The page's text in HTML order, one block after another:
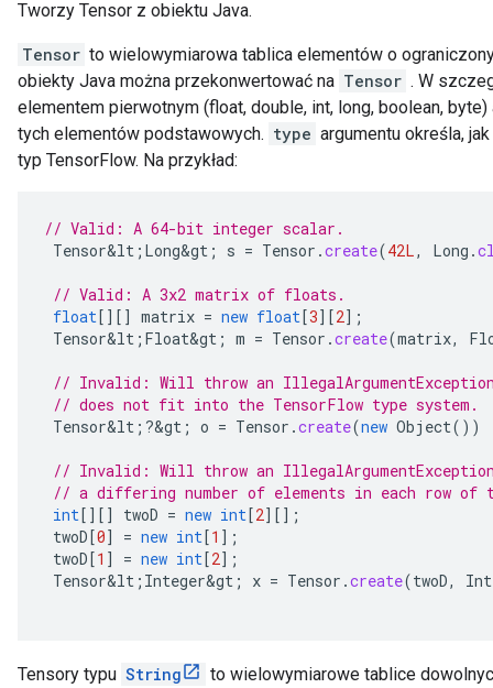
Tworzy Tensor z obiektu Java.
Tensor to wielowymiarowa tablica elementów o
obiekty Java można przekonwertować na Tensor . W
elementem pierwotnym (float, double, int, long, boolean,
tych elementów podstawowych. type argumentu określa,
typ TensorFlow. Na przykład:
// Valid: A 64-bit integer scalar.
Tensor&lt ; Long&gt ; s = Tensor .create(42L, Long .
// Valid: A 3x2 matrix of floats.
float[][] matrix = new float[3][2] ;
Tensor&lt ; Float&gt ; m = Tensor .create(matrix,
// Invalid: Will throw an
// does not fit into the TensorFlow type system.
Tensor&lt ; ?&gt ; o = Tensor .create(new Object())
// Invalid: Will throw an
// a differing number of elements in each row of
int[][] twoD = new int[2][] ;
twoD[0] = new int[1 ] ;
twoD[1 ] = new int[2] ;
Tensor&lt ; Integer&gt ; x = Tensor .create(twoD,
Tensory typu String
to wielowymiarowe tablice